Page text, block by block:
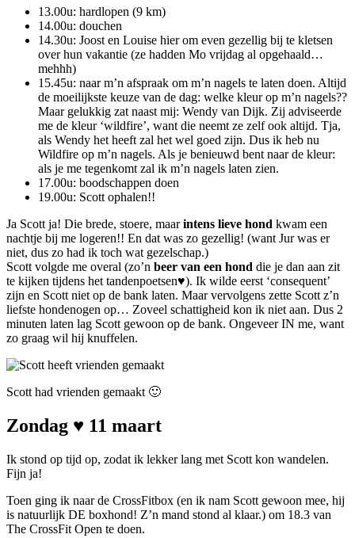
13.00u: hardlopen (9 km)
14.00u: douchen
14.30u: Joost en Louise hier om even gezellig bij te kletsen
over hun vakantie (ze hadden Mo vrijdag al opgehaald…
mehhh)
15.45u: naar m’n afspraak om m’n nagels te laten doen. Altijd
de moeilijkste keuze van de dag: welke kleur op m’n nagels??
Maar gelukkig zat naast mij: Wendy van Dijk. Zij adviseerde
me de kleur ‘wildfire’, want die neemt ze zelf ook altijd. Tja,
als Wendy het heeft zal het wel goed zijn. Dus ik heb nu
Wildfire op m’n nagels. Als je benieuwd bent naar de kleur:
als je me tegenkomt zal ik m’n nagels laten zien.
17.00u: boodschappen doen
19.00u: Scott ophalen!!
Ja Scott ja! Die brede, stoere, maarintens lieve hond kwam een
nachtje bij me logeren!! En dat was zo gezellig! (want Jur was er
niet, dus zo had ik toch wat gezelschap.)
Scott volgde me overal (zo’n beer van een hond die je dan aan zit
te kijken tijdens het tandenpoetsen♥). Ik wilde eerst ‘consequent’
zijn en Scott niet op de bank laten. Maar vervolgens zette Scott z’n
liefste hondenogen op… Zoveel schattigheid kon ik niet aan. Dus 2
minuten laten lag Scott gewoon op de bank. Ongeveer IN me, want
zo graag wil hij knuffelen.
Scott had vrienden gemaakt 🙂
Zondag ♥ 11 maart
Ik stond op tijd op, zodat ik lekker lang met Scott kon wandelen.
Fijn ja!
Toen ging ik naar de CrossFitbox (en ik nam Scott gewoon mee, hij
is natuurlijk DE boxhond! Z’n mand stond al klaar.) om 18.3 van
The CrossFit Open te doen.